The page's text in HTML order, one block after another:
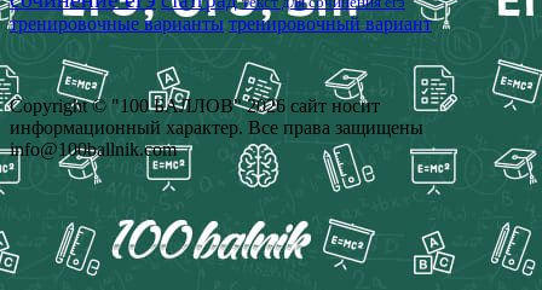
тренировочные варианты тренировочный вариант
Copyright © "100 БАЛЛОВ" 2026 сайт носит
информационный характер. Все права защищены
info@100ballnik.com